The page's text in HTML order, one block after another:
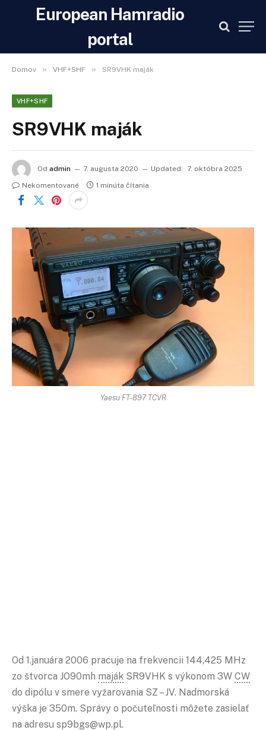
European Hamradio
portal
Domov » VHF+SHF » SR9VHK maják
VHF+SHF
SR9VHK maják
Od admin 7. augusta 2020 Updated:
7. októbra 2025
Nekomentované
1 minúta čítania
Yaesu FT-897 TCVR
Od 1.januára 2006 pracuje na frekvencii 144,425 MHz
zo štvorca JO90mh maják SR9VHK s výkonom 3W CW
do dipólu v smere vyžarovania SZ – JV. Nadmorská
výška je 350m. Správy o počuteľnosti môžete zasielať
na adresu sp9bgs@wp.pl.